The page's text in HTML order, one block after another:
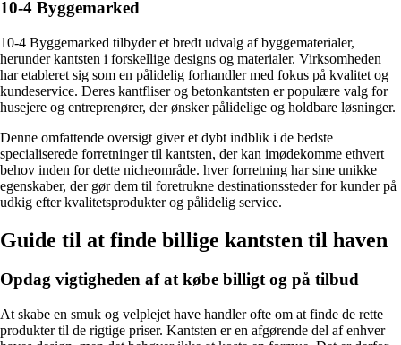
10-4 Byggemarked
10-4 Byggemarked tilbyder et bredt udvalg af byggematerialer,
herunder kantsten i forskellige designs og materialer. Virksomheden
har etableret sig som en pålidelig forhandler med fokus på kvalitet og
kundeservice. Deres kantfliser og betonkantsten er populære valg for
husejere og entreprenører, der ønsker pålidelige og holdbare løsninger.
Denne omfattende oversigt giver et dybt indblik i de bedste
specialiserede forretninger til kantsten, der kan imødekomme ethvert
behov inden for dette nicheområde. hver forretning har sine unikke
egenskaber, der gør dem til foretrukne destinationssteder for kunder på
udkig efter kvalitetsprodukter og pålidelig service.
Guide til at finde billige kantsten til haven
Opdag vigtigheden af at købe billigt og på tilbud
At skabe en smuk og velplejet have handler ofte om at finde de rette
produkter til de rigtige priser. Kantsten er en afgørende del af enhver